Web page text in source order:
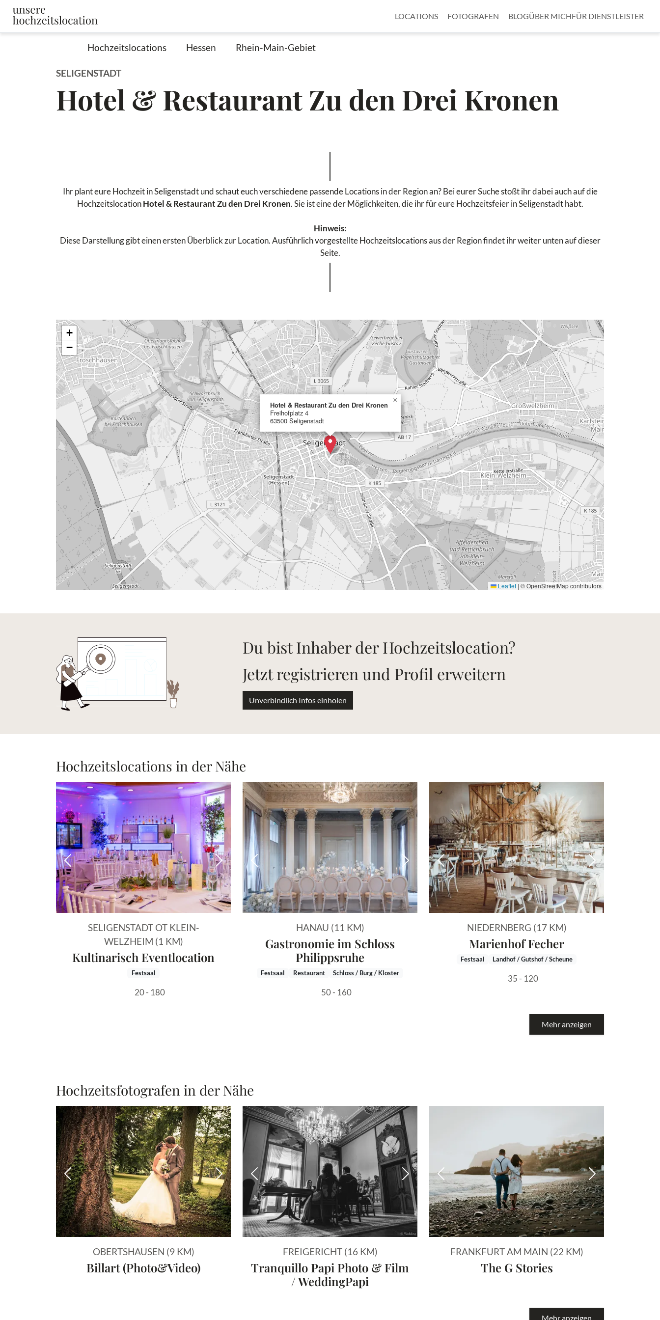
LOCATIONS FOTOGRAFEN BLOGÜBER MICHFÜR DIENSTLEISTER
Hochzeitslocations Hessen Rhein-Main-Gebiet
SELIGENSTADT
Hotel & Restaurant Zu den Drei Kronen
Ihr plant eure Hochzeit in Seligenstadt und schaut euch verschiedene passende Locations in der Region an? Bei eurer Suche stoßt ihr dabei auch auf die
HochzeitslocationHotel & Restaurant Zu den Drei Kronen. Sie ist eine der Möglichkeiten, die ihr für eure Hochzeitsfeier in Seligenstadt habt.
Hinweis:
Diese Darstellung gibt einen ersten Überblick zur Location. Ausführlich vorgestellte Hochzeitslocations aus der Region findet ihr weiter unten auf dieser
Seite.
Hotel & Restaurant Zu den Drei Kronen
Freihofplatz 4
63500 Seligenstadt
×
+
−
Leaflet | © OpenStreetMap contributors
Du bist Inhaber der Hochzeitslocation?
Jetzt registrieren und Profil erweitern
Unverbindlich Infos einholen
Hochzeitslocations in der Nähe
Vorheriges Bild Nächstes Bild
SELIGENSTADT OT KLEIN-
WELZHEIM (1 KM)
Kultinarisch Eventlocation
Festsaal
20 - 180
Vorheriges Bild Nächstes Bild
HANAU (11 KM)
Gastronomie im Schloss
Philippsruhe
Festsaal Restaurant Schloss / Burg / Kloster
50 - 160
Vorheriges Bild Nächstes Bild
NIEDERNBERG (17 KM)
Marienhof Fecher
Festsaal Landhof / Gutshof / Scheune
35 - 120
Mehr anzeigen
Hochzeitsfotografen in der Nähe
Vorheriges Bild Nächstes Bild
OBERTSHAUSEN (9 KM)
Billart (Photo&Video)
Vorheriges Bild Nächstes Bild
FREIGERICHT (16 KM)
Tranquillo Papi Photo & Film
/ WeddingPapi
Vorheriges Bild Nächstes Bild
FRANKFURT AM MAIN (22 KM)
The G Stories
Mehr anzeigen